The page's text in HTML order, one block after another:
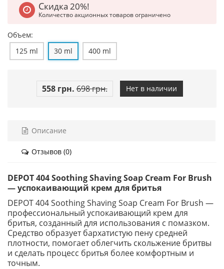
Скидка 20%!
Количество акционных товаров ограничено
Объем:
125 ml
30 ml 400 ml
558 грн. 698 грн. Нет в наличии
Описание
Отзывов (0)
DEPOT 404 Soothing Shaving Soap Cream For Brush
— успокаивающий крем для бритья
DEPOT 404 Soothing Shaving Soap Cream For Brush —
профессиональный успокаивающий крем для
бритья, созданный для использования с помазком.
Средство образует бархатистую пену средней
плотности, помогает облегчить скольжение бритвы
и сделать процесс бритья более комфортным и
точным.